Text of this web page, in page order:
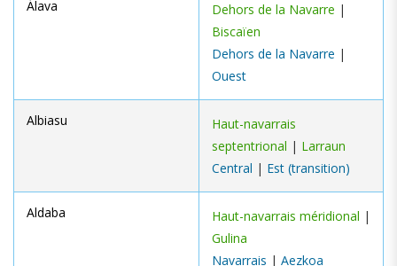
Álava Dehors de la Navarre |
Biscaïen
Dehors de la Navarre |
Ouest
Albiasu
Haut-navarrais
septentrional | Larraun
Central | Est (transition)
Aldaba Haut-navarrais méridional |
Gulina
Navarrais | Aezkoa